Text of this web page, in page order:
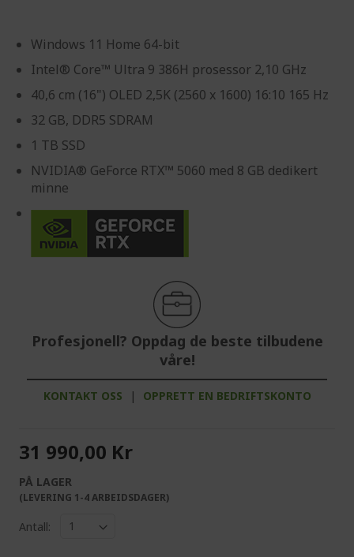
Windows 11 Home 64-bit
Intel® Core™ Ultra 9 386H prosessor 2,10 GHz
40,6 cm (16") OLED 2,5K (2560 x 1600) 16:10 165 Hz
32 GB, DDR5 SDRAM
1 TB SSD
NVIDIA® GeForce RTX™ 5060 med 8 GB dedikert
minne
Profesjonell? Oppdag de beste tilbudene
våre!
KONTAKT OSS | OPPRETT EN BEDRIFTSKONTO
31 990,00 Kr
PÅ LAGER
(LEVERING 1-4 ARBEIDSDAGER)
Antall: